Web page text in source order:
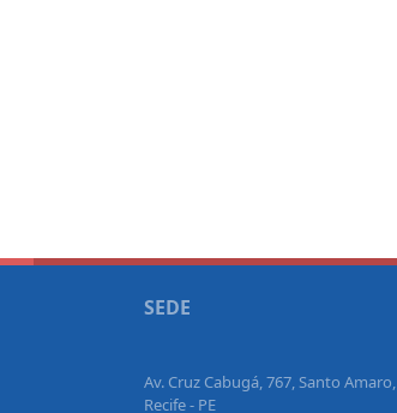
SEDE
Av. Cruz Cabugá, 767, Santo Amaro,
Recife - PE